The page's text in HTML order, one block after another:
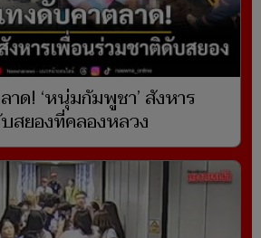
ด! ‘หนุ่มกัมพูชา’ สังหาร
สยองที่คลองหลวง